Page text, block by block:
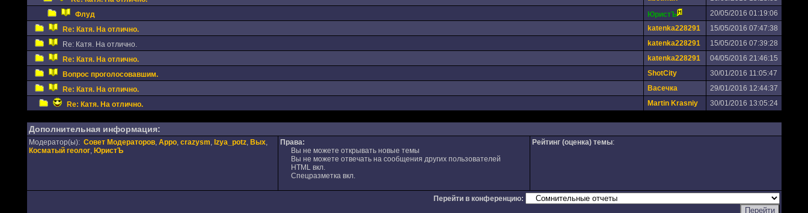
Флуд
ЮристЪ
20/05/2016 01:19:06
Re: Катя. На отлично.
katenka228291
15/05/2016 07:47:38
Re: Катя. На отлично.
katenka228291
15/05/2016 07:39:28
Re: Катя. На отлично.
katenka228291
04/05/2016 21:46:15
Вопрос проголосовавшим.
ShotCity
30/01/2016 11:05:47
Re: Катя. На отлично.
Васечка
29/01/2016 12:44:37
Re: Катя. На отлично.
Martin Krasniy 30/01/2016 13:05:24
Дополнительная информация:
Модератор(ы): Совет Модераторов, Appo, crazysm, Izya_potz, Вых,
Косматый геолог, ЮристЪ
Права:
Вы не можете открывать новые темы
Вы не можете отвечать на сообщения других пользователей
HTML вкл.
Спецразметка вкл.
Рейтинг (оценка) темы:
Перейти в конференцию: